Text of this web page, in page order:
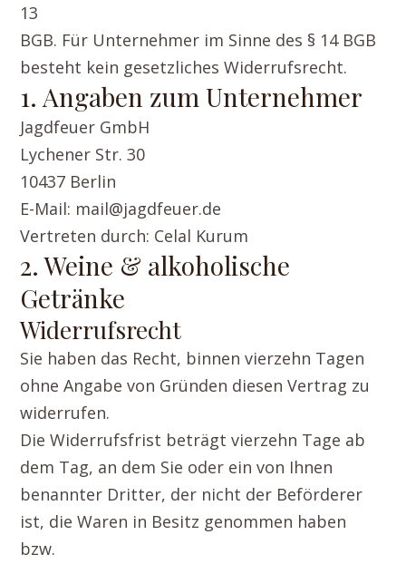
13
BGB. Für Unternehmer im Sinne des § 14 BGB
besteht kein gesetzliches Widerrufsrecht.
1. Angaben zum Unternehmer
Jagdfeuer GmbH
Lychener Str. 30
10437 Berlin
E-Mail: mail@jagdfeuer.de
Vertreten durch: Celal Kurum
2. Weine & alkoholische
Getränke
Widerrufsrecht
Sie haben das Recht, binnen vierzehn Tagen
ohne Angabe von Gründen diesen Vertrag zu
widerrufen.
Die Widerrufsfrist beträgt vierzehn Tage ab
dem Tag, an dem Sie oder ein von Ihnen
benannter Dritter, der nicht der Beförderer
ist, die Waren in Besitz genommen haben
bzw.